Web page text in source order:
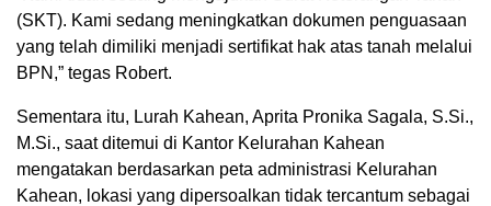
(SKT). Kami sedang meningkatkan dokumen penguasaan
yang telah dimiliki menjadi sertifikat hak atas tanah melalui
BPN,” tegas Robert.
Sementara itu, Lurah Kahean, Aprita Pronika Sagala, S.Si.,
M.Si., saat ditemui di Kantor Kelurahan Kahean
mengatakan berdasarkan peta administrasi Kelurahan
Kahean, lokasi yang dipersoalkan tidak tercantum sebagai